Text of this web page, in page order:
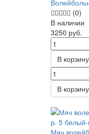
(0)
В наличии
3250 руб.
В корзину
В корзину
Мяч